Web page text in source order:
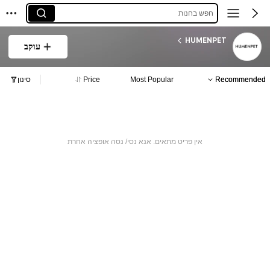
חפש בחנות
HUMENPET
עוקב
Recommended
Most Popular
Price סינון
אין פריט מתאים. אנא נסי/ נסה אופציה אחרת